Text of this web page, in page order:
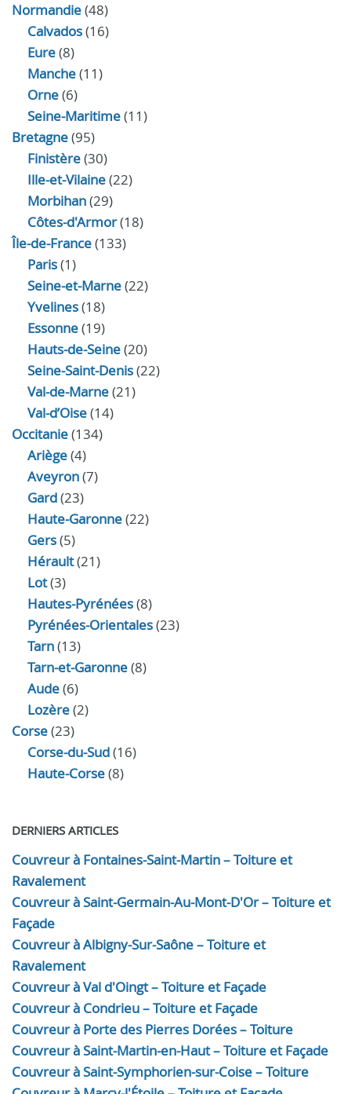
Normandie(48)
Calvados(16)
Eure(8)
Manche(11)
Orne(6)
Seine-Maritime(11)
Bretagne(95)
Finistère(30)
Ille-et-Vilaine(22)
Morbihan(29)
Côtes-d'Armor(18)
Île-de-France(133)
Paris(1)
Seine-et-Marne(22)
Yvelines(18)
Essonne(19)
Hauts-de-Seine(20)
Seine-Saint-Denis(22)
Val-de-Marne(21)
Val-d’Oise(14)
Occitanie(134)
Ariège(4)
Aveyron(7)
Gard(23)
Haute-Garonne(22)
Gers(5)
Hérault(21)
Lot(3)
Hautes-Pyrénées(8)
Pyrénées-Orientales(23)
Tarn(13)
Tarn-et-Garonne(8)
Aude(6)
Lozère(2)
Corse(23)
Corse-du-Sud(16)
Haute-Corse(8)
DERNIERS ARTICLES
Couvreur à Fontaines-Saint-Martin – Toiture et
Ravalement
Couvreur à Saint-Germain-Au-Mont-D'Or – Toiture et
Façade
Couvreur à Albigny-Sur-Saône – Toiture et
Ravalement
Couvreur à Val d'Oingt – Toiture et Façade
Couvreur à Condrieu – Toiture et Façade
Couvreur à Porte des Pierres Dorées – Toiture
Couvreur à Saint-Martin-en-Haut – Toiture et Façade
Couvreur à Saint-Symphorien-sur-Coise – Toiture